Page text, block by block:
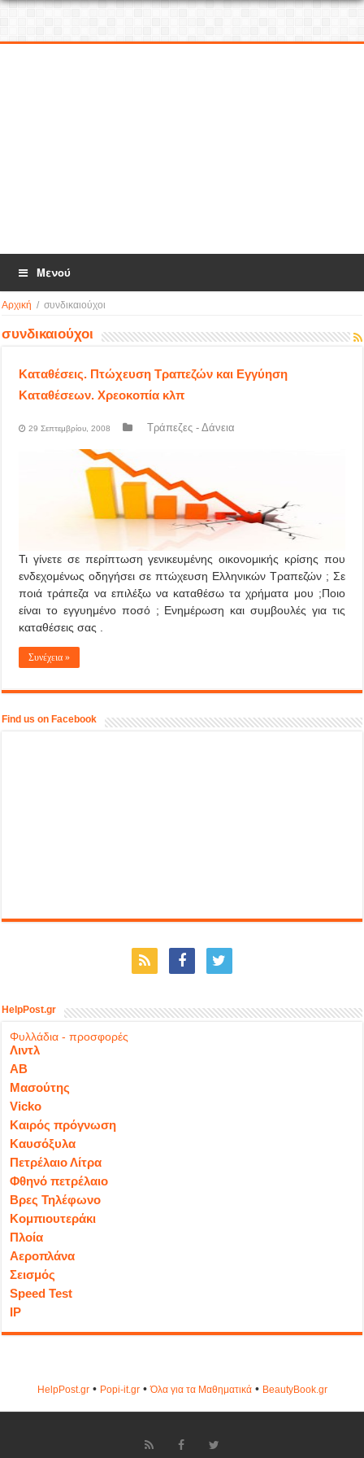
Μενού
Αρχική / συνδικαιούχοι
συνδικαιούχοι
Καταθέσεις. Πτώχευση Τραπεζών και Εγγύηση
Καταθέσεων. Χρεοκοπία κλπ
29 Σεπτεμβρίου, 2008 Τράπεζες - Δάνεια
Τι γίνετε σε περίπτωση γενικευμένης οικονομικής κρίσης που
ενδεχομένως οδηγήσει σε πτώχευση Ελληνικών Τραπεζών ; Σε
ποιά τράπεζα να επιλέξω να καταθέσω τα χρήματα μου ;Ποιο
είναι το εγγυημένο ποσό ; Ενημέρωση και συμβουλές για τις
καταθέσεις σας .
Συνέχεια »
Find us on Facebook
HelpPost.gr
Φυλλάδια - προσφορές
Λιντλ
ΑΒ
Μασούτης
Vicko
Καιρός πρόγνωση
Καυσόξυλα
Πετρέλαιο Λίτρα
Φθηνό πετρέλαιο
Βρες Τηλέφωνο
Κομπιουτεράκι
Πλοία
Αεροπλάνα
Σεισμός
Speed Test
IP
HelpPost.gr• Popi-it.gr•Όλα για τα Μαθηματικά• ΒeautyΒook.gr